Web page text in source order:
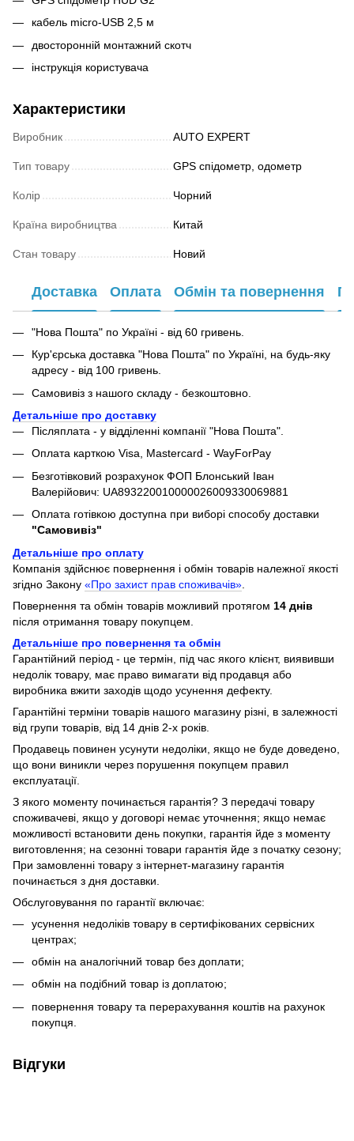
кабель micro-USB 2,5 м
двосторонній монтажний скотч
інструкція користувача
Характеристики
Виробник AUTO EXPERT
Тип товару GPS спідометр, одометр
Колір Чорний
Країна виробництва Китай
Стан товару Новий
Доставка Оплата Обмін та повернення
"Нова Пошта" по Україні - від 60 гривень.
Кур'єрська доставка "Нова Пошта" по Україні, на будь-яку
адресу - від 100 гривень.
Самовивіз з нашого складу - безкоштовно.
Детальніше про доставку
Післяплата - у відділенні компанії "Нова Пошта".
Оплата карткою Visa, Mastercard - WayForPay
Безготівковий розрахунок ФОП Блонський Іван
Валерійович: UA893220010000026009330069881
Оплата готівкою доступна при виборі способу доставки
"Самовивіз"
Детальніше про оплату
Компанія здійснює повернення і обмін товарів належної якості
згідно Закону «Про захист прав споживачів»
Повернення та обмін товарів можливий протягом 14 днів
після отримання товару покупцем.
Детальніше про повернення та обмін
Гарантійний період - це термін, під час якого клієнт, виявивши
недолік товару, має право вимагати від продавця або
виробника вжити заходів щодо усунення дефекту.
Гарантійні терміни товарів нашого магазину різні, в залежності
від групи товарів, від 14 днів 2-х років.
Продавець повинен усунути недоліки, якщо не буде доведено,
що вони виникли через порушення покупцем правил
експлуатації.
З якого моменту починається гарантія? З передачі товару
споживачеві, якщо у договорі немає уточнення; якщо немає
можливості встановити день покупки, гарантія йде з моменту
виготовлення; на сезонні товари гарантія йде з початку сезону;
При замовленні товару з інтернет-магазину гарантія
починається з дня доставки.
Обслуговування по гарантії включає:
усунення недоліків товару в сертифікованих сервісних
центрах;
обмін на аналогічний товар без доплати;
обмін на подібний товар із доплатою;
повернення товару та перерахування коштів на рахунок
покупця.
Відгуки